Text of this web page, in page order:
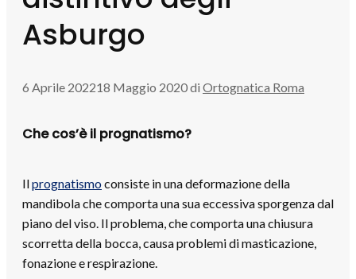
Asburgo
6 Aprile 202218 Maggio 2020di Ortognatica Roma
Che cos’è il prognatismo?
Ilprognatismoconsiste in una deformazione della
mandibola che comporta una sua eccessiva sporgenza dal
piano del viso. Il problema, che comporta una chiusura
scorretta della bocca, causa problemi di masticazione,
fonazione e respirazione.